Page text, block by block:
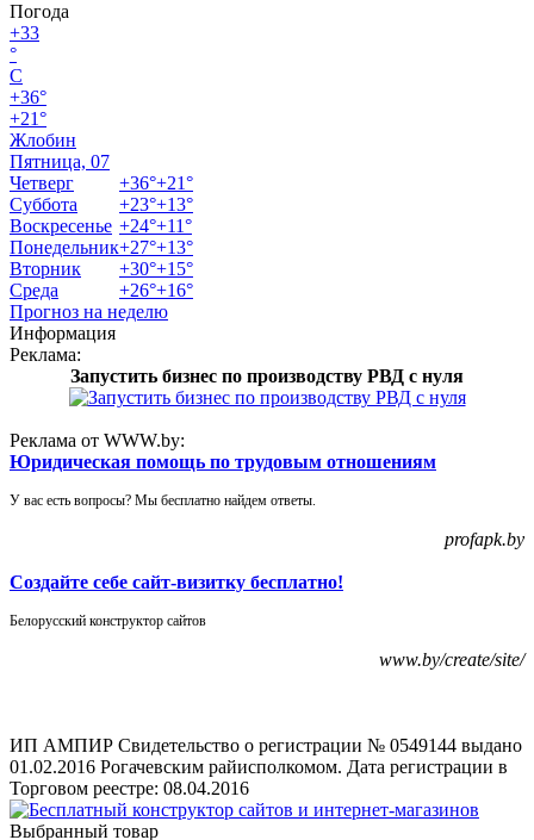
Погода
+33
°
C
+36°
+21°
Жлобин
Пятница, 07
Четверг
+36°+21°
Суббота
+23°+13°
Воскресенье +24°+11°
Понедельник+27°+13°
Вторник
+30°+15°
Среда
+26°+16°
Прогноз на неделю
Информация
Реклама:
Запустить бизнес по производству РВД с нуля
Реклама от WWW.by:
Юридическая помощь по трудовым отношениям
У вас есть вопросы? Мы бесплатно найдем ответы.
profapk.by
Создайте себе сайт-визитку бесплатно!
Белорусский конструктор сайтов
www.by/create/site/
ИП АМПИР Свидетельство о регистрации № 0549144 выдано
01.02.2016 Рогачевским райисполкомом. Дата регистрации в
Торговом реестре: 08.04.2016
Выбранный товар